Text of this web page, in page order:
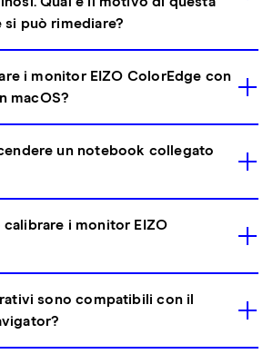
si può rimediare?
i monitor EIZO ColorEdge con
macOS?
un notebook collegato
i monitor EIZO
sono compatibili con il